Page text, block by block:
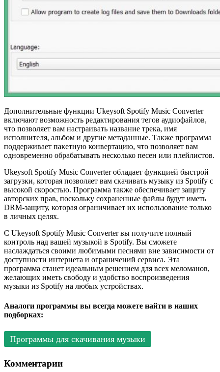
Дополнительные функции Ukeysoft Spotify Music Converter
включают возможность редактирования тегов аудиофайлов,
что позволяет вам настраивать название трека, имя
исполнителя, альбом и другие метаданные. Также программа
поддерживает пакетную конвертацию, что позволяет вам
одновременно обрабатывать несколько песен или плейлистов.
Ukeysoft Spotify Music Converter обладает функцией быстрой
загрузки, которая позволяет вам скачивать музыку из Spotify с
высокой скоростью. Программа также обеспечивает защиту
авторских прав, поскольку сохраненные файлы будут иметь
DRM-защиту, которая ограничивает их использование только
в личных целях.
С Ukeysoft Spotify Music Converter вы получите полный
контроль над вашей музыкой в Spotify. Вы сможете
наслаждаться своими любимыми песнями вне зависимости от
доступности интернета и ограничений сервиса. Эта
программа станет идеальным решением для всех меломанов,
желающих иметь свободу и удобство воспроизведения
музыки из Spotify на любых устройствах.
Аналоги программы вы всегда можете найти в наших
подборках:
Программы для скачивания музыки
Комментарии